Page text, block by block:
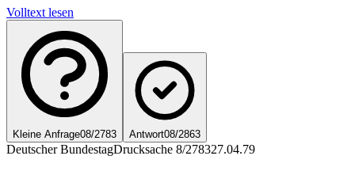
Volltext lesen
Kleine Anfrage08/2783 Antwort08/2863
Deutscher BundestagDrucksache 8/278327.04.79